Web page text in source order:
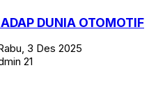
DUNIA OTOMOTIF
3 Des 2025
21